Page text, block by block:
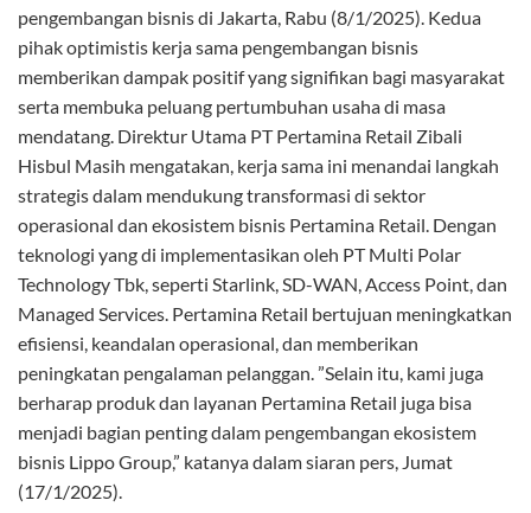
pengembangan bisnis di Jakarta, Rabu (8/1/2025). Kedua
pihak optimistis kerja sama pengembangan bisnis
memberikan dampak positif yang signifikan bagi masyarakat
serta membuka peluang pertumbuhan usaha di masa
mendatang. Direktur Utama PT Pertamina Retail Zibali
Hisbul Masih mengatakan, kerja sama ini menandai langkah
strategis dalam mendukung transformasi di sektor
operasional dan ekosistem bisnis Pertamina Retail. Dengan
teknologi yang di implementasikan oleh PT Multi Polar
Technology Tbk, seperti Starlink, SD-WAN, Access Point, dan
Managed Services. Pertamina Retail bertujuan meningkatkan
efisiensi, keandalan operasional, dan memberikan
peningkatan pengalaman pelanggan. ”Selain itu, kami juga
berharap produk dan layanan Pertamina Retail juga bisa
menjadi bagian penting dalam pengembangan ekosistem
bisnis Lippo Group,” katanya dalam siaran pers, Jumat
(17/1/2025).